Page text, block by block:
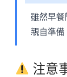
雖然早
親自準備
注意